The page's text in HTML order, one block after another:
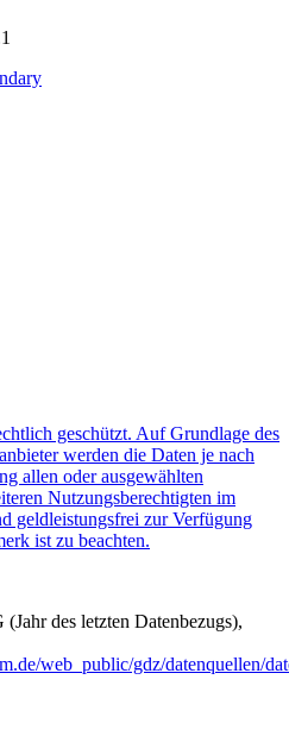
geschützt. Auf Grundlage des
werden die Daten je nach
allen oder ausgewählten
Nutzungsberechtigten im
geldleistungsfrei zur Verfügung
ist zu beachten.
des letzten Datenbezugs),
web_public/gdz/datenquellen/